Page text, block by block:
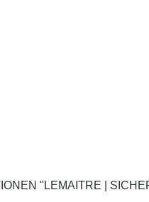
"LEMAITRE |